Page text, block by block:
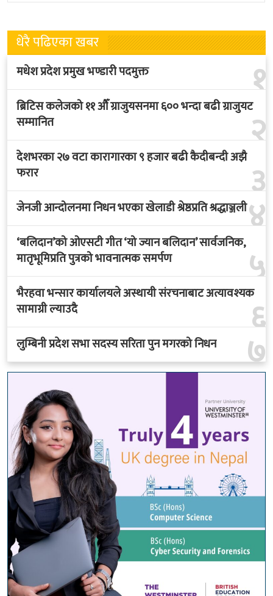
धेरै पढिएका खबर
१
मधेश प्रदेश प्रमुख भण्डारी पदमुक्त
२
ब्रिटिस कलेजको ११ औँ ग्राजुयसनमा ६०० भन्दा बढी ग्राजुयट
सम्मानित
३
देशभरका २७ वटा कारागारका ९ हजार बढी कैदीबन्दी अझै
फरार
४
जेनजी आन्दोलनमा निधन भएका खेलाडी श्रेष्ठप्रति श्रद्धाञ्जली
५
‘बलिदान’को ओएसटी गीत ‘यो ज्यान बलिदान’ सार्वजनिक,
मातृभूमिप्रति पुत्रको भावनात्मक समर्पण
६
भैरहवा भन्सार कार्यालयले अस्थायी संरचनाबाट अत्यावश्यक
सामाग्री ल्याउदै
७
लुम्बिनी प्रदेश सभा सदस्य सरिता पुन मगरको निधन